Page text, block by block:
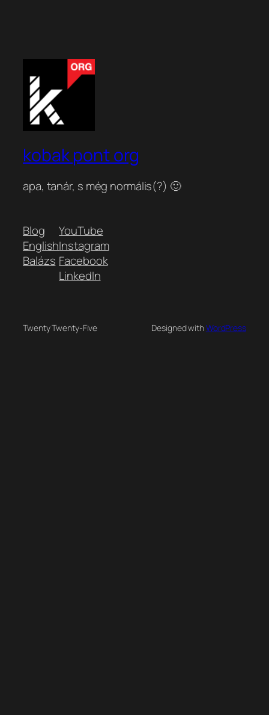
kobak pont org
apa, tanár, s még normális(?) 🙂
Blog
English
Balázs
YouTube
Instagram
Facebook
LinkedIn
Twenty Twenty-Five Designed withWordPress